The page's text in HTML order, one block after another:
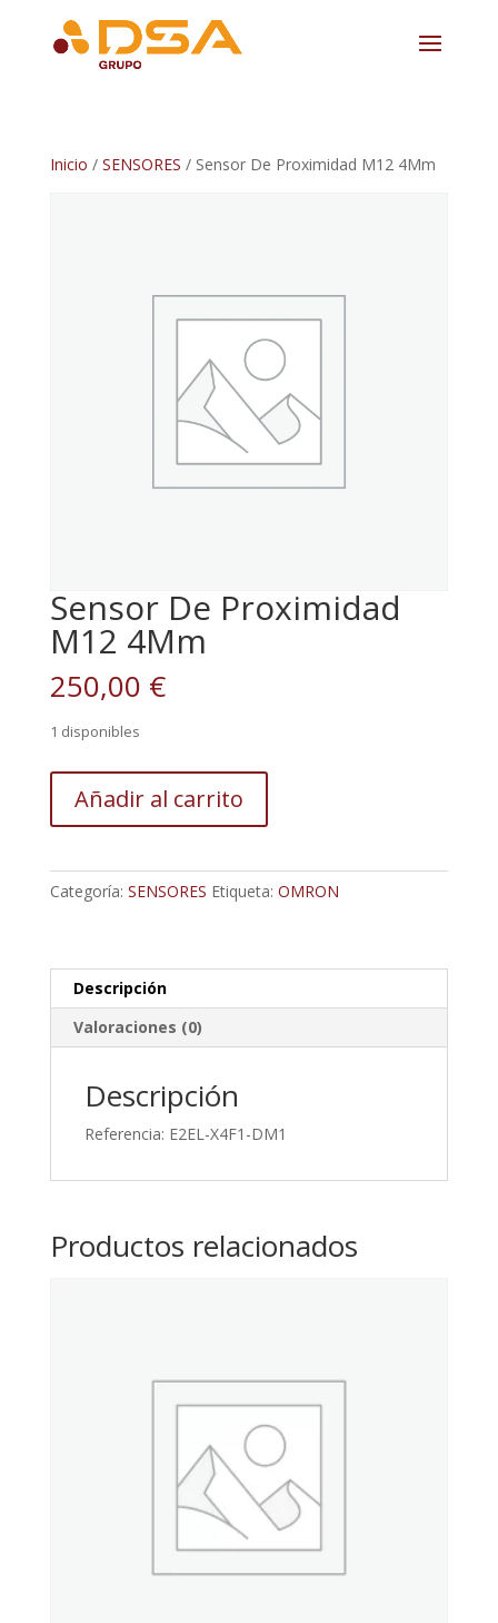
Inicio / SENSORES / Sensor De Proximidad M12 4Mm
Sensor De Proximidad
M12 4Mm
250,00 €
1 disponibles
4Mm
Añadir al carrito
Categoría: SENSORES Etiqueta: OMRON
Descripción
Valoraciones (0)
Descripción
Referencia: E2EL-X4F1-DM1
Productos relacionados